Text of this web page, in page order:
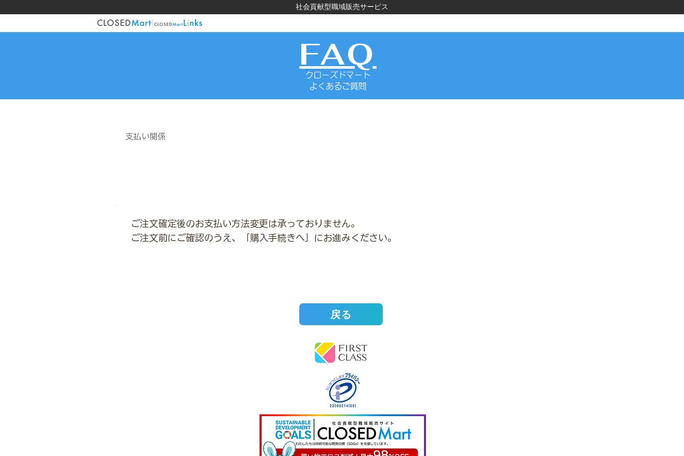
社会貢献型職域販売サービス
クローズドマート
よくあるご質問
FAQ
支払い関係
ご注文確定後のお支払い方法変更は承っておりません。
ご注文前にご確認のうえ、「購入手続きへ」にお進みください。
戻る